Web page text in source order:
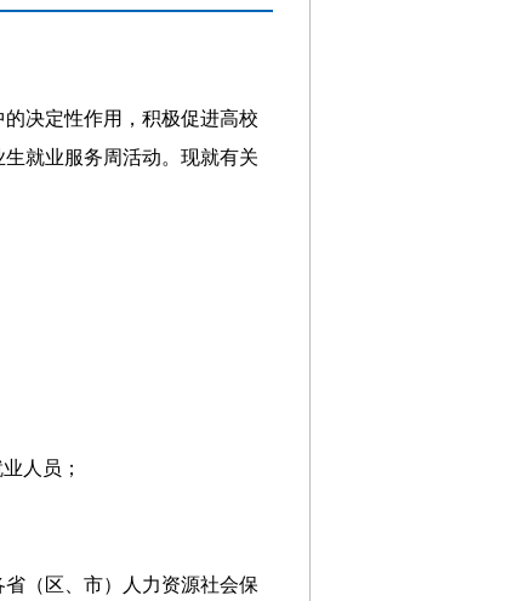
决定性作用，积极促进高校
就业服务周活动。现就有关
人员；
（区、市）人力资源社会保